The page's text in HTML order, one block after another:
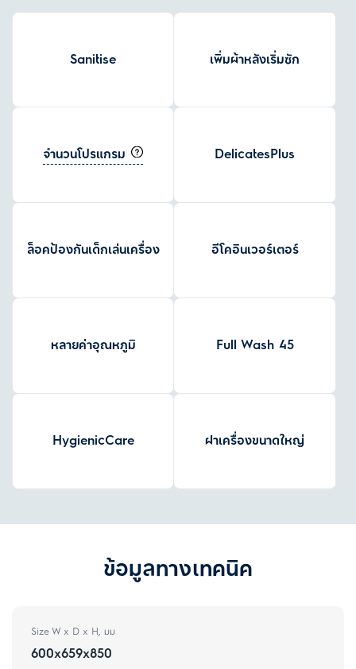
Sanitise เพิ่มผ้าหลังเริ่มซัก
จำนวนโปรแกรม DelicatesPlus
ล็อคป้องกันเด็กเล่นเครื่อง อีโคอินเวอร์เตอร์
หลายค่าอุณหภูมิ Full Wash 45
HygienicCare ฝาเครื่องขนาดใหญ่
ข้อมูลทางเทคนิค
Size W x D x H, มม
600x659x850